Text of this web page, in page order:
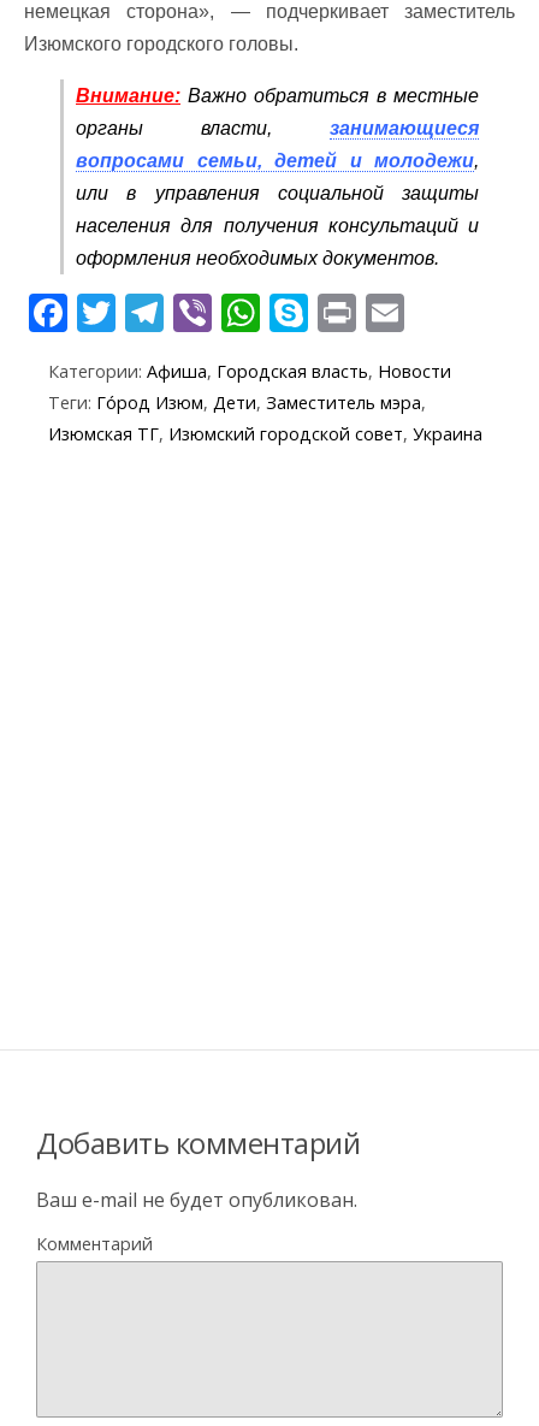
немецкая сторона», — подчеркивает заместитель
Изюмского городского головы.
Внимание: Важно обратиться в местные
органы власти, занимающиеся
вопросами семьи, детей и молодежи,
или в управления социальной защиты
населения для получения консультаций и
оформления необходимых документов.
F
e
b
T
itt
er
T
el
e
gr
Vi
er
W
at
s
S
y
p
Pr
t ai
l
Категории: Афиша, Городская власть, Новости
Теги: Го́род Изюм, Дети, Заместитель мэра,
Изюмская ТГ, Изюмский городской совет, Украина
Добавить комментарий
Ваш e-mail не будет опубликован.
Комментарий